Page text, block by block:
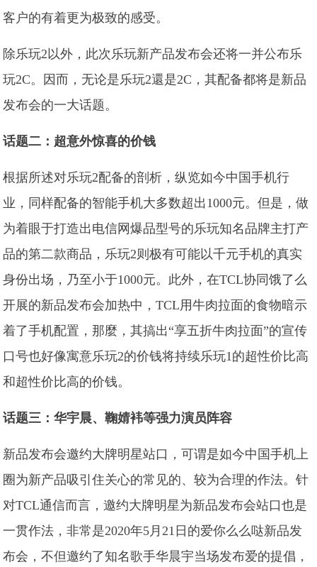
客户的有着更为极致的感受。
除乐玩2以外，此次乐玩新产品发布会还将一并公布乐
玩2C。因而，无论是乐玩2還是2C，其配备都将是新品
发布会的一大话题。
话题二：超意外惊喜的价钱
根据所述对乐玩2配备的剖析，纵览如今中国手机行
业，同样配备的智能手机大多数超出1000元。但是，做
为着眼于打造出电信网爆品型号的乐玩知名品牌主打产
品的第二款商品，乐玩2则极有可能以千元手机的真实
身份出场，乃至小于1000元。此外，在TCL协同饿了么
开展的新品发布会加热中，TCL用牛肉拉面的食物暗示
着了手机配置，那麼，其搞出“享五折牛肉拉面”的宣传
口号也好像寓意乐玩2的价钱将持续乐玩1的超性价比高
和超性价比高的价钱。
话题三：华宇晨、鞠婧袆等强力演员阵容
新品发布会邀约大牌明星站口，可谓是如今中国手机上
圈为新产品吸引住关心的常见的、较为合理的作法。针
对TCL通信而言，邀约大牌明星为新品发布会站口也是
一贯作法，非常是2020年5月21日的爱你么么哒新品发
布会，不但邀约了知名歌手华晨宇当场发布爱的提倡，